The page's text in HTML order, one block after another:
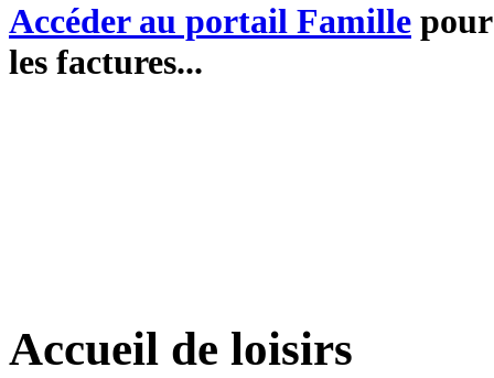
Accéder au portail Famille
les factures...
Accueil de loisirs